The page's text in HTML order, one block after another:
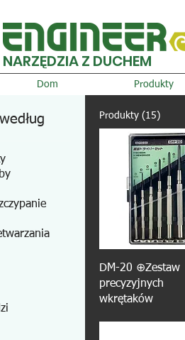
NARZĘDZIA Z DUCHEM
Dom Produkty
Produkty (15)
DM-20 ⊕Zestaw
precyzyjnych
wkrętaków